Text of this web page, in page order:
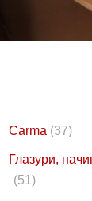
Carma (37)
Глазури,
(51)